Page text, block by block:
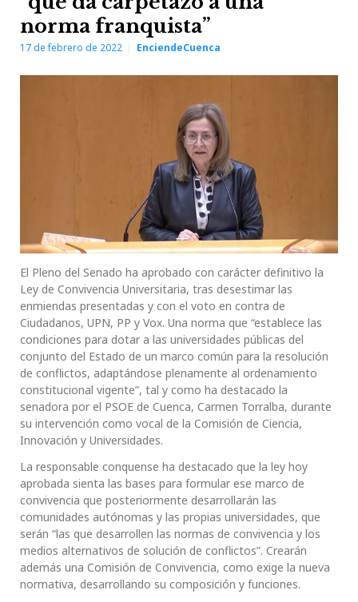
norma franquista”
17 de febrero de 2022 EnciendeCuenca
El Pleno del Senado ha aprobado con carácter definitivo la
Ley de Convivencia Universitaria, tras desestimar las
enmiendas presentadas y con el voto en contra de
Ciudadanos, UPN, PP y Vox. Una norma que “establece las
condiciones para dotar a las universidades públicas del
conjunto del Estado de un marco común para la resolución
de conflictos, adaptándose plenamente al ordenamiento
constitucional vigente”, tal y como ha destacado la
senadora por el PSOE de Cuenca, Carmen Torralba, durante
su intervención como vocal de la Comisión de Ciencia,
Innovación y Universidades.
La responsable conquense ha destacado que la ley hoy
aprobada sienta las bases para formular ese marco de
convivencia que posteriormente desarrollarán las
comunidades autónomas y las propias universidades, que
serán “las que desarrollen las normas de convivencia y los
medios alternativos de solución de conflictos”. Crearán
además una Comisión de Convivencia, como exige la nueva
normativa, desarrollando su composición y funciones.